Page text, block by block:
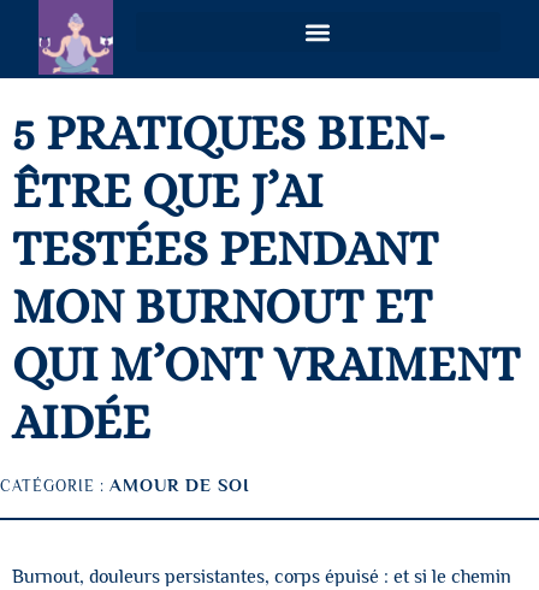
5 PRATIQUES BIEN-
ÊTRE QUE J’AI
TESTÉES PENDANT
MON BURNOUT ET
QUI M’ONT VRAIMENT
AIDÉE
CATÉGORIE : AMOUR DE SOI
Burnout, douleurs persistantes, corps épuisé : et si le chemin